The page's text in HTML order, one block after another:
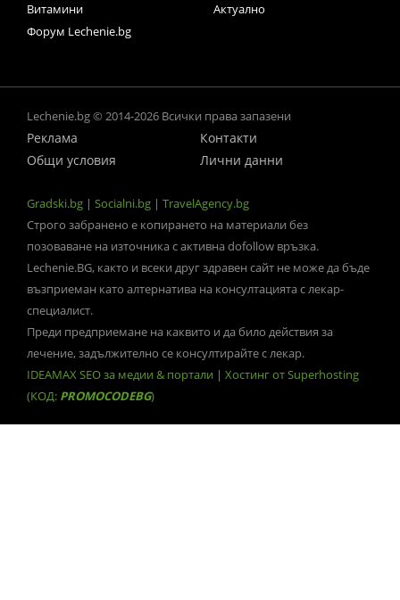
Витамини
Актуално
Форум Lechenie.bg
Lechenie.bg © 2014-2026 Всички права запазени
Реклама
Контакти
Общи условия
Лични данни
Gradski.bg | Socialni.bg | TravelAgency.bg
Строго забранено е копирането на материали без
позоваване на източника с активна dofollow връзка.
Lechenie.BG, както и всеки друг здравен сайт не може да бъде
възприеман като алтернатива на консултацията с лекар-
специалист.
Преди предприемане на каквито и да било действия за
лечение, задължително се консултирайте с лекар.
IDEAMAX SEO за медии & портали | Хостинг от Superhosting
(КОД: PROMOCODEBG)